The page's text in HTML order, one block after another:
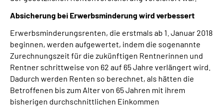
Absicherung bei Erwerbsminderung wird verbessert
Erwerbsminderungsrenten, die erstmals ab 1. Januar 2018
beginnen, werden aufgewertet, indem die sogenannte
Zurechnungszeit für die zukünftigen Rentnerinnen und
Rentner schrittweise von 62 auf 65 Jahre verlängert wird.
Dadurch werden Renten so berechnet, als hätten die
Betroffenen bis zum Alter von 65 Jahren mit ihrem
bisherigen durchschnittlichen Einkommen